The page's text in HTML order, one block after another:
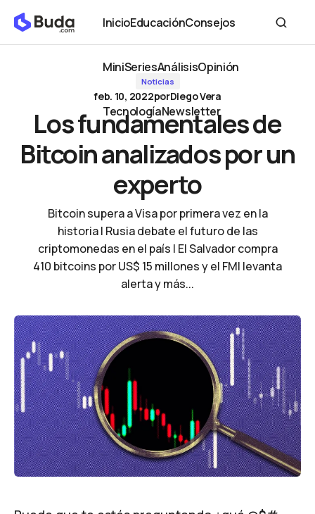
Inicio
Inicio
Educación
Educación
Consejos
Consejos
MiniSeries
MiniSeries
Análisis
Análisis
Opinión
Tecnología
Tecnología
Newsletter
Newsletter
Los fundamentales de Bitcoin analizados por un experto
Noticias
feb. 10, 2022porDiego Vera
Los fundamentales de
Bitcoin analizados por un
experto
Bitcoin supera a Visa por primera vez en la
historia | Rusia debate el futuro de las
criptomonedas en el país | El Salvador compra
410 bitcoins por US$ 15 millones y el FMI levanta
alerta y más...